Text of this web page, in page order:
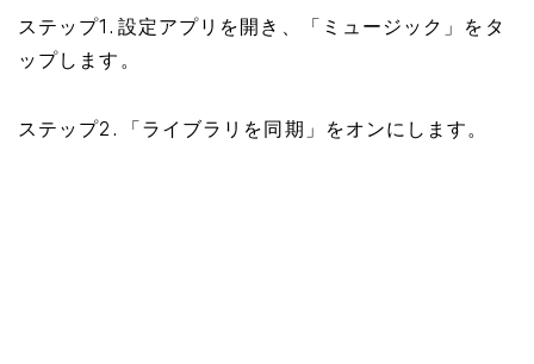
ステップ1. 設定アプリを開き、「ミュージック」をタ
ップします。
ステップ2. 「ライブラリを同期」をオンにします。